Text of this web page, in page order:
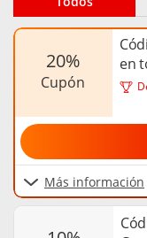
20%
cupón
en
Más información